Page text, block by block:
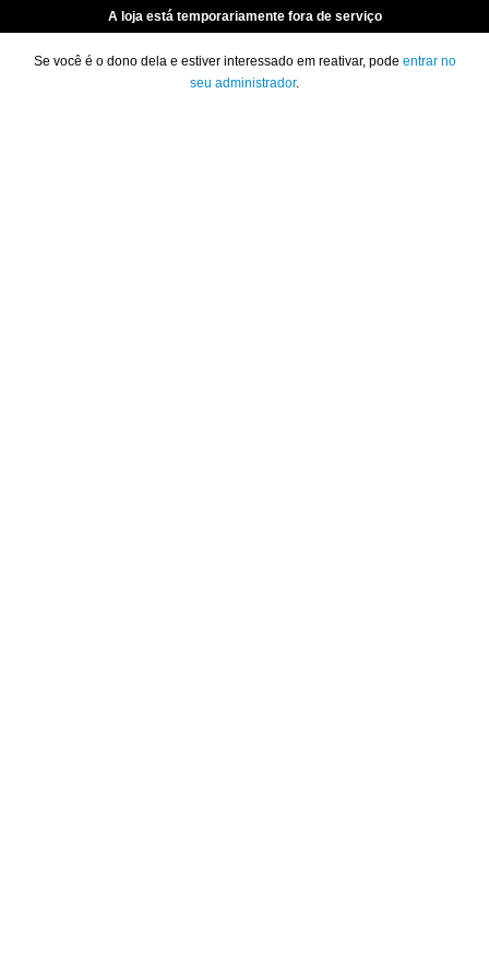
A loja está temporariamente fora de serviço
Se você é o dono dela e estiver interessado em reativar, pode entrar no
seu administrador.